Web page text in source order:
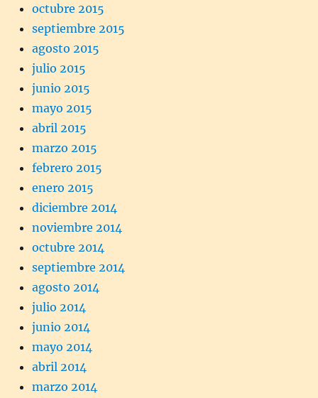
octubre 2015
septiembre 2015
agosto 2015
julio 2015
junio 2015
mayo 2015
abril 2015
marzo 2015
febrero 2015
enero 2015
diciembre 2014
noviembre 2014
octubre 2014
septiembre 2014
agosto 2014
julio 2014
junio 2014
mayo 2014
abril 2014
marzo 2014